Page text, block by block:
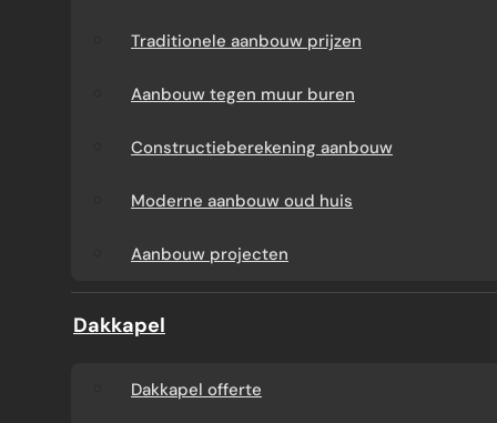
prijzen
Traditionele aanbouw
prijzen
Aanbouw tegen muur
buren
Constructieberekening
Moderne aanbouw
Prefab dakkapel
laten maken
Dakkapel
Dakkapel projecten
Traditionele aanbouw prijzen
Aanbouw tegen muur buren
Constructieberekening aanbouw
Moderne aanbouw oud huis
Aanbouw projecten
Dakkapel
Dakkapel offerte